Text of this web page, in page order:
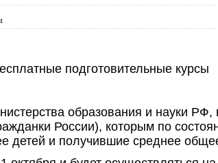
подготовительные курсы
образования и науки
России), которым по
детей и получившие среднее